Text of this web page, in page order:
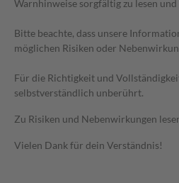
Warnhinweise sorgfältig zu lesen
Bitte beachte, dass unsere
möglichen Risiken oder
Für die Richtigkeit und
selbstverständlich unberührt.
Zu Risiken und Nebenwirkungen
Vielen Dank für dein Verständnis!